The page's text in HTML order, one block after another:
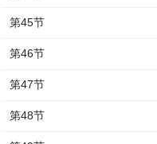
第45节
第46节
第47节
第48节